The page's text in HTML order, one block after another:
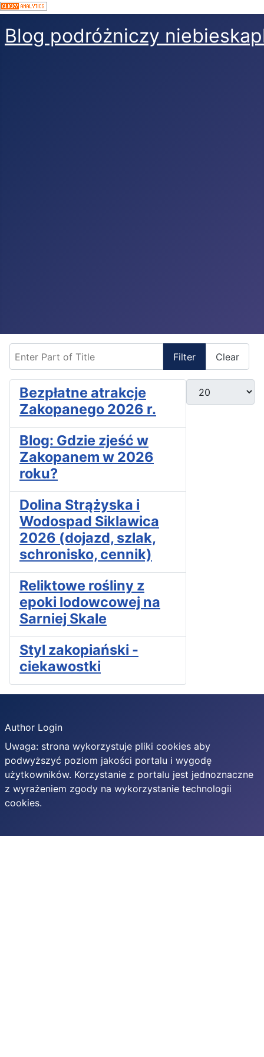
Blog podróżniczy
Filter Clear
Display #
Bezpłatne atrakcje
Zakopanego 2026 r.
Blog: Gdzie zjeść w
Zakopanem w 2026
roku?
Dolina Strążyska i
Wodospad Siklawica
2026 (dojazd, szlak,
schronisko, cennik)
Reliktowe rośliny z
epoki lodowcowej na
Sarniej Skale
Styl zakopiański -
ciekawostki
Author Login
Uwaga: strona wykorzystuje pliki cookies aby
podwyższyć poziom jakości portalu i wygodę
użytkowników. Korzystanie z portalu jest jednoznaczne
z wyrażeniem zgody na wykorzystanie technologii
cookies.